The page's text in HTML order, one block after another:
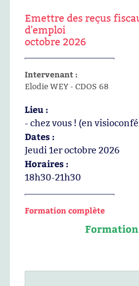
Emettre des reçus
d'emploi
octobre 2026
Intervenant :
Elodie WEY - CDOS 68
Lieu :
- chez vous ! (en
Dates :
Jeudi 1er octobre 2026
Horaires :
18h30-21h30
Formation complète